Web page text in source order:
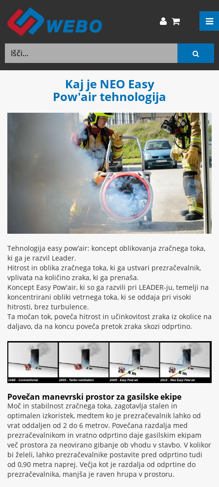
Kaj je NEO Easy
Pow'air tehnologija
Tehnologija easy pow’air: koncept oblikovanja zračnega toka,
ki ga je razvil Leader.
Hitrost in oblika zračnega toka, ki ga ustvari prezračevalnik,
vplivata na količino zraka, ki ga prenaša.
Koncept Easy Pow'air, ki so ga razvili pri LEADER-ju, temelji na
koncentrirani obliki vetrnega toka, ki se oddaja pri visoki
hitrosti, brez turbulence.
Ta močan tok, poveča hitrost in učinkovitost zraka iz okolice na
daljavo, da na koncu poveča pretok zraka skozi odprtino.
Povečan manevrski prostor za gasilske ekipe
Moč in stabilnost zračnega toka, zagotavlja stalen in
optimalen izkoristek, medtem ko je prezračevalnik lahko od
vrat oddaljen od 2 do 6 metrov. Povečana razdalja med
prezračevalnikom in vratno odprtino daje gasilskim ekipam
več prostora za neovirano gibanje ob vhodu v stavbo. V kolikor
bi želeli, lahko prezračevalnike postavite pred odprtino tudi
od 0,90 metra naprej. Večja kot je razdalja od odprtine do
prezračevalnika, manjša je raven hrupa v prostoru.